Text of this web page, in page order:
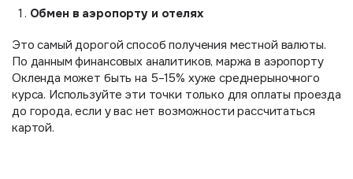
Обмен в аэропорту и отелях
Это самый дорогой способ получения местной валюты.
По данным финансовых аналитиков, маржа в аэропорту
Окленда может быть на 5–15% хуже среднерыночного
курса. Используйте эти точки только для оплаты проезда
до города, если у вас нет возможности рассчитаться
картой.